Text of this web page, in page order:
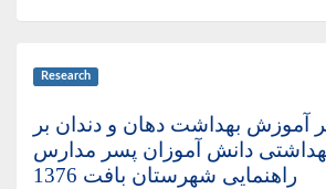
Research
آموزش بهداشت دهان و دندان بر
دانش آموزان پسر مدارس
راهنمایی شهرستان بافت 1376